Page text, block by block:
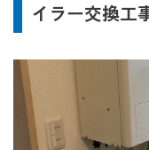
イラー交換工